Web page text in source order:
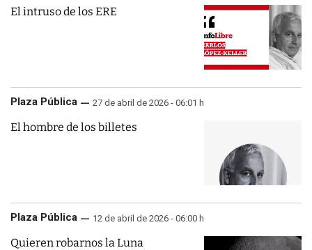
El intruso de los ERE
Plaza Pública 27 de abril de 2026 - 06:01 h
El hombre de los billetes
Plaza Pública 12 de abril de 2026 - 06:00 h
Quieren robarnos la Luna